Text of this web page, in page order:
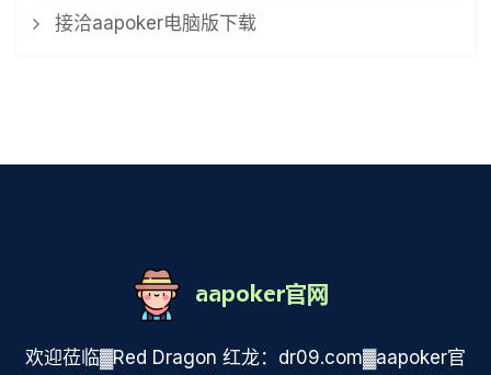
接洽aapoker电脑版下载
欢迎莅临▓Red Dragon 红龙：dr09.com▓aapoker官